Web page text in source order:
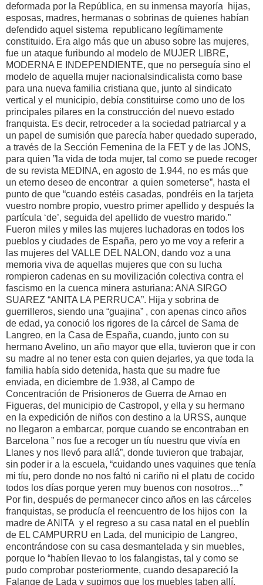
deformada por la República, en su inmensa mayoría hijas,
esposas, madres, hermanas o sobrinas de quienes habían
defendido aquel sistema republicano legítimamente
constituido. Era algo más que un abuso sobre las mujeres,
fue un ataque furibundo al modelo de MUJER LIBRE,
MODERNA E INDEPENDIENTE, que no perseguía sino el
modelo de aquella mujer nacionalsindicalista como base
para una nueva familia cristiana que, junto al sindicato
vertical y el municipio, debía constituirse como uno de los
principales pilares en la construcción del nuevo estado
franquista. Es decir, retroceder a la sociedad patriarcal y a
un papel de sumisión que parecía haber quedado superado,
a través de la Sección Femenina de la FET y de las JONS,
para quien ”la vida de toda mujer, tal como se puede recoger
de su revista MEDINA, en agosto de 1.944, no es más que
un eterno deseo de encontrar a quien someterse”, hasta el
punto de que “cuando estéis casadas, pondréis en la tarjeta
vuestro nombre propio, vuestro primer apellido y después la
partícula ‘de’, seguida del apellido de vuestro marido.”
Fueron miles y miles las mujeres luchadoras en todos los
pueblos y ciudades de España, pero yo me voy a referir a
las mujeres del VALLE DEL NALON, dando voz a una
memoria viva de aquellas mujeres que con su lucha
rompieron cadenas en su movilización colectiva contra el
fascismo en la cuenca minera asturiana: ANA SIRGO
SUAREZ “ANITA LA PERRUCA”. Hija y sobrina de
guerrilleros, siendo una “guajina” , con apenas cinco años
de edad, ya conoció los rigores de la cárcel de Sama de
Langreo, en la Casa de España, cuando, junto con su
hermano Avelino, un año mayor que ella, tuvieron que ir con
su madre al no tener esta con quien dejarles, ya que toda la
familia había sido detenida, hasta que su madre fue
enviada, en diciembre de 1.938, al Campo de
Concentración de Prisioneros de Guerra de Arnao en
Figueras, del municipio de Castropol, y ella y su hermano
en la expedición de niños con destino a la URSS, aunque
no llegaron a embarcar, porque cuando se encontraban en
Barcelona ” nos fue a recoger un tíu nuestru que vivía en
Llanes y nos llevó para allá”, donde tuvieron que trabajar,
sin poder ir a la escuela, “cuidando unes vaquines que tenía
mi tíu, pero donde no nos faltó ni cariño ni el platu de cocido
todos los días porque yeren muy buenos con nosotros…”
Por fin, después de permanecer cinco años en las cárceles
franquistas, se producía el reencuentro de los hijos con la
madre de ANITA y el regreso a su casa natal en el pueblín
de EL CAMPURRU en Lada, del municipio de Langreo,
encontrándose con su casa desmantelada y sin muebles,
porque lo “habíen llevao to los falangistas, tal y como se
pudo comprobar posteriormente, cuando desapareció la
Falange de Lada y supimos que los muebles taben allí,